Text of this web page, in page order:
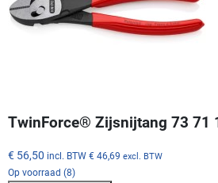
TwinForce® Zijsnijtang 73 71
€ 56,50 incl. BTW € 46,69 excl. BTW
Op voorraad (8)